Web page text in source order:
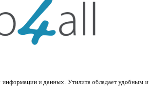
информации и данных. Утилита обладает удобным и